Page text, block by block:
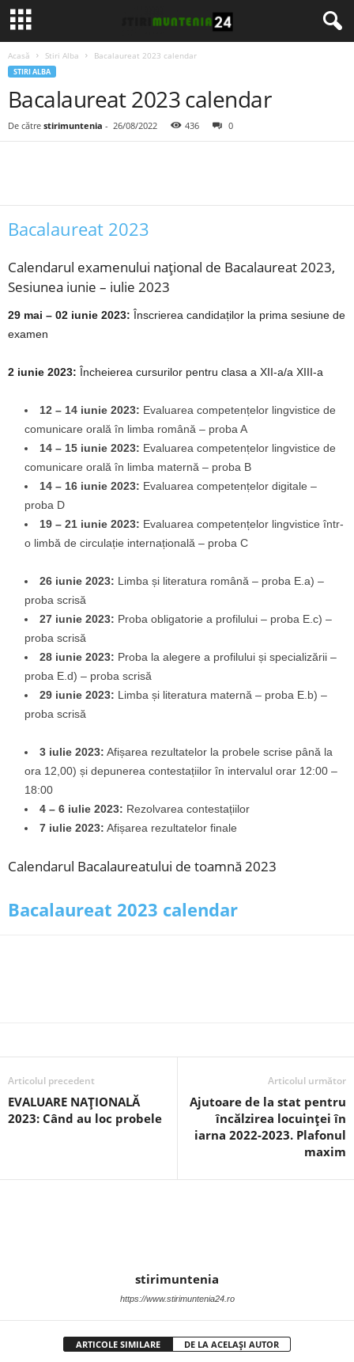
Acasă Stiri Alba Bacalaureat 2023 calendar
STIRI ALBA
Bacalaureat 2023 calendar
De către stirimuntenia - 26/08/2022 436 0
Bacalaureat 2023
Calendarul examenului național de Bacalaureat 2023,
Sesiunea iunie – iulie 2023
29 mai – 02 iunie 2023: Înscrierea candidaților la prima sesiune de
examen
2 iunie 2023: Încheierea cursurilor pentru clasa a XII-a/a XIII-a
12 – 14 iunie 2023: Evaluarea competențelor lingvistice de
comunicare orală în limba română – proba A
14 – 15 iunie 2023: Evaluarea competențelor lingvistice de
comunicare orală în limba maternă – proba B
14 – 16 iunie 2023: Evaluarea competențelor digitale –
proba D
19 – 21 iunie 2023: Evaluarea competențelor lingvistice într-
o limbă de circulație internațională – proba C
26 iunie 2023: Limba și literatura română – proba E.a) –
proba scrisă
27 iunie 2023: Proba obligatorie a profilului – proba E.c) –
proba scrisă
28 iunie 2023: Proba la alegere a profilului și specializării –
proba E.d) – proba scrisă
29 iunie 2023: Limba și literatura maternă – proba E.b) –
proba scrisă
3 iulie 2023: Afișarea rezultatelor la probele scrise până la
ora 12,00) și depunerea contestațiilor în intervalul orar 12:00 –
18:00
4 – 6 iulie 2023: Rezolvarea contestațiilor
7 iulie 2023: Afișarea rezultatelor finale
Calendarul Bacalaureatului de toamnă 2023
Bacalaureat 2023 calendar
Articolul precedent
EVALUARE NAȚIONALĂ
2023: Când au loc probele
Articolul următor
Ajutoare de la stat pentru
încălzirea locuinței în
iarna 2022-2023. Plafonul
maxim
stirimuntenia
https://www.stirimuntenia24.ro
ARTICOLE SIMILARE DE LA ACELAȘI AUTOR